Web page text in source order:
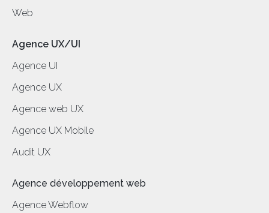
Web
Agence UX/UI
Agence UI
Agence UX
Agence web UX
Agence UX Mobile
Audit UX
Agence développement web
Agence Webflow